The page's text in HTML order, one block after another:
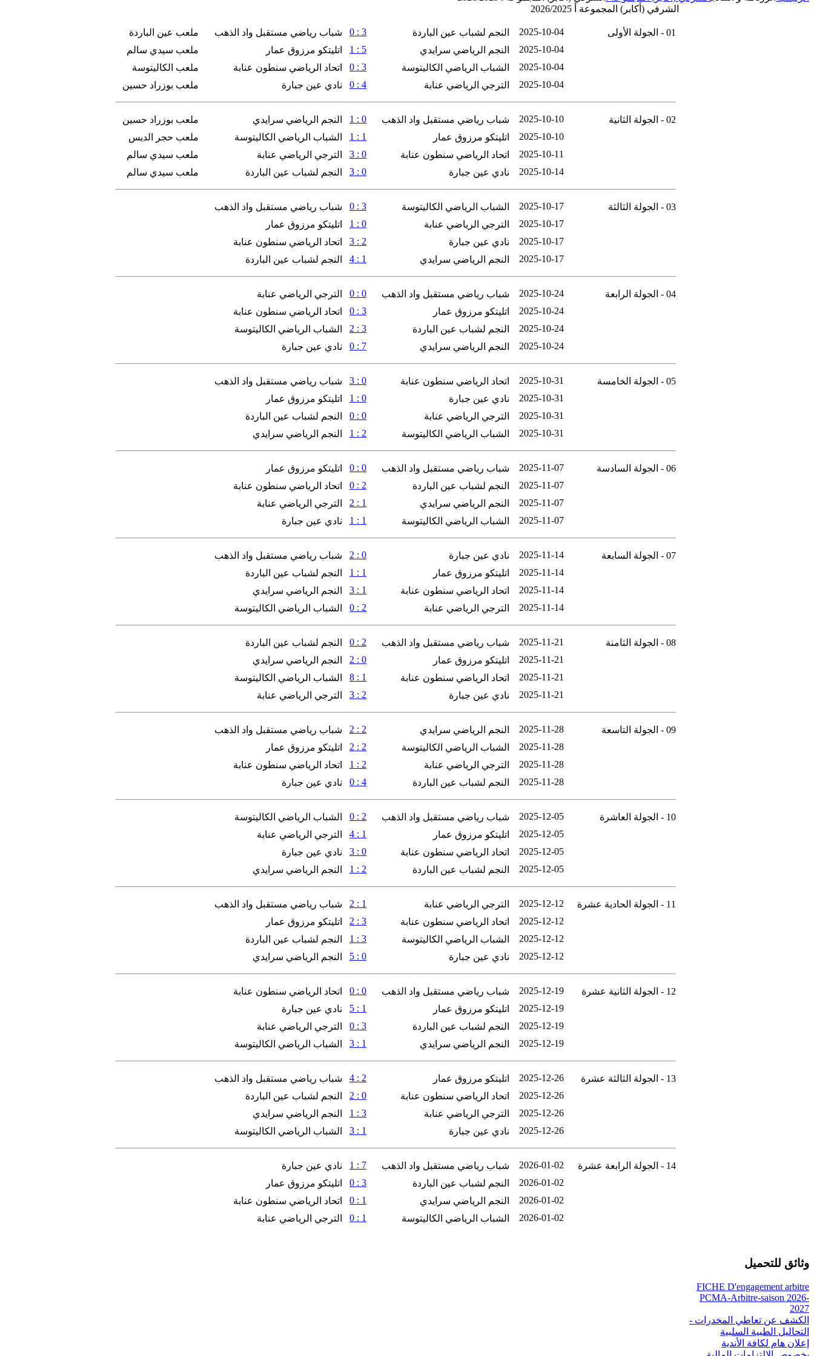
الشرفي (أكابر) المجموعة أ 2026/2025
01 - الجولة الأولى 2025-10-04 النجم لشباب عين الباردة 3 : 0 شباب رياضي مستقبل واد الذهب
ملعب عين الباردة
2025-10-04
النجم الرياضي سرايدي 5 : 1 اتليتكو مرزوق عمار
ملعب سيدي سالم
2025-10-04
الشباب الرياضي الكاليتوسة 3 : 0 اتحاد الرياضي سنطون عنابة
ملعب الكاليتوسة
2025-10-04
الترجي الرياضي عنابة 4 : 0 نادي عين جبارة ملعب بوزراد حسين
02 - الجولة الثانية 2025-10-10 شباب رياضي مستقبل واد الذهب 0 : 1 النجم الرياضي سرايدي
ملعب بوزراد حسين
2025-10-10
اتليتكو مرزوق عمار 1 : 1 الشباب الرياضي الكاليتوسة
ملعب حجر الديس
2025-10-11
اتحاد الرياضي سنطون عنابة 0 : 3 الترجي الرياضي عنابة
ملعب سيدي سالم
2025-10-14
نادي عين جبارة 0 : 3 النجم لشباب عين الباردة ملعب سيدي سالم
03 - الجولة الثالثة 2025-10-17 الشباب الرياضي الكاليتوسة 3 : 0
شباب رياضي مستقبل واد الذهب
2025-10-17
الترجي الرياضي عنابة 0 : 1
اتليتكو مرزوق عمار
2025-10-17
نادي عين جبارة 2 : 3
اتحاد الرياضي سنطون عنابة
2025-10-17
النجم الرياضي سرايدي 1 : 4 النجم لشباب عين الباردة
04 - الجولة الرابعة 2025-10-24 شباب رياضي مستقبل واد الذهب 0 : 0
الترجي الرياضي عنابة
2025-10-24
اتليتكو مرزوق عمار 3 : 0
اتحاد الرياضي سنطون عنابة
2025-10-24
النجم لشباب عين الباردة 3 : 2
الشباب الرياضي الكاليتوسة
2025-10-24
النجم الرياضي سرايدي 7 : 0 نادي عين جبارة
05 - الجولة الخامسة 2025-10-31 اتحاد الرياضي سنطون عنابة 0 : 3
شباب رياضي مستقبل واد الذهب
2025-10-31
نادي عين جبارة 0 : 1
اتليتكو مرزوق عمار
2025-10-31
الترجي الرياضي عنابة 0 : 0
النجم لشباب عين الباردة
2025-10-31
الشباب الرياضي الكاليتوسة 2 : 1 النجم الرياضي سرايدي
06 - الجولة السادسة 2025-11-07 شباب رياضي مستقبل واد الذهب 0 : 0
اتليتكو مرزوق عمار
2025-11-07
النجم لشباب عين الباردة 2 : 0
اتحاد الرياضي سنطون عنابة
2025-11-07
النجم الرياضي سرايدي 1 : 2
الترجي الرياضي عنابة
2025-11-07
الشباب الرياضي الكاليتوسة 1 : 1 نادي عين جبارة
07 - الجولة السابعة 2025-11-14 نادي عين جبارة 0 : 2
شباب رياضي مستقبل واد الذهب
2025-11-14
اتليتكو مرزوق عمار 1 : 1
النجم لشباب عين الباردة
2025-11-14
اتحاد الرياضي سنطون عنابة 1 : 3
النجم الرياضي سرايدي
2025-11-14
الترجي الرياضي عنابة 2 : 0 الشباب الرياضي الكاليتوسة
08 - الجولة الثامنة 2025-11-21 شباب رياضي مستقبل واد الذهب 2 : 0
النجم لشباب عين الباردة
2025-11-21
اتليتكو مرزوق عمار 0 : 2
النجم الرياضي سرايدي
2025-11-21
اتحاد الرياضي سنطون عنابة 1 : 8
الشباب الرياضي الكاليتوسة
2025-11-21
نادي عين جبارة 2 : 3 الترجي الرياضي عنابة
09 - الجولة التاسعة 2025-11-28 النجم الرياضي سرايدي 2 : 2
شباب رياضي مستقبل واد الذهب
2025-11-28
الشباب الرياضي الكاليتوسة 2 : 2
اتليتكو مرزوق عمار
2025-11-28
الترجي الرياضي عنابة 2 : 1
اتحاد الرياضي سنطون عنابة
2025-11-28
النجم لشباب عين الباردة 4 : 0 نادي عين جبارة
10 - الجولة العاشرة 2025-12-05 شباب رياضي مستقبل واد الذهب 2 : 0
الشباب الرياضي الكاليتوسة
2025-12-05
اتليتكو مرزوق عمار 1 : 4
الترجي الرياضي عنابة
2025-12-05
اتحاد الرياضي سنطون عنابة 0 : 3
نادي عين جبارة
2025-12-05
النجم لشباب عين الباردة 2 : 1 النجم الرياضي سرايدي
11 - الجولة الحادية عشرة 2025-12-12 الترجي الرياضي عنابة 1 : 2
شباب رياضي مستقبل واد الذهب
2025-12-12
اتحاد الرياضي سنطون عنابة 3 : 2
اتليتكو مرزوق عمار
2025-12-12
الشباب الرياضي الكاليتوسة 3 : 1
النجم لشباب عين الباردة
2025-12-12
نادي عين جبارة 0 : 5 النجم الرياضي سرايدي
12 - الجولة الثانية عشرة 2025-12-19 شباب رياضي مستقبل واد الذهب 0 : 0
اتحاد الرياضي سنطون عنابة
2025-12-19
اتليتكو مرزوق عمار 1 : 5
نادي عين جبارة
2025-12-19
النجم لشباب عين الباردة 3 : 0
الترجي الرياضي عنابة
2025-12-19
النجم الرياضي سرايدي 1 : 3 الشباب الرياضي الكاليتوسة
13 - الجولة الثالثة عشرة 2025-12-26 اتليتكو مرزوق عمار 2 : 4
شباب رياضي مستقبل واد الذهب
2025-12-26
اتحاد الرياضي سنطون عنابة 0 : 2
النجم لشباب عين الباردة
2025-12-26
الترجي الرياضي عنابة 3 : 1
النجم الرياضي سرايدي
2025-12-26
نادي عين جبارة 1 : 3 الشباب الرياضي الكاليتوسة
14 - الجولة الرابعة عشرة 2026-01-02 شباب رياضي مستقبل واد الذهب 7 : 1
نادي عين جبارة
2026-01-02
النجم لشباب عين الباردة 3 : 0
اتليتكو مرزوق عمار
2026-01-02
النجم الرياضي سرايدي 1 : 0
اتحاد الرياضي سنطون عنابة
2026-01-02
الشباب الرياضي الكاليتوسة 1 : 0 الترجي الرياضي عنابة
وثائق للتحميل
FICHE D'engagement arbitre
PCMA-Arbitre-saison 2026-
2027
الكشف عن تعاطي المخدرات -
التحاليل الطبية السلبية
إعلان هام لكافة الأندية